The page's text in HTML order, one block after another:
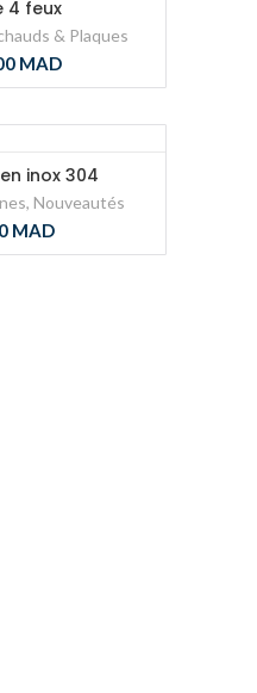
4 feux
& Plaques
MAD
inox 304
, Nouveautés
MAD